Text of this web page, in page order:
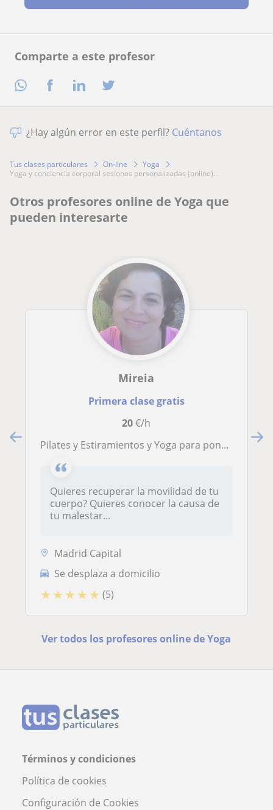
Comparte a este profesor
¿Hay algún error en este perfil? Cuéntanos
Tus clases particulares On-line
Yoga
yoga y conciencia corporal sesiones personalizadas (online)...
Otros profesores online de Yoga que
pueden interesarte
Mireia
Primera clase gratis
20€/h
Pilates y Estiramientos y Yoga para ponerte en forma y principiantes
Quieres recuperar la movilidad de tu
cuerpo? Quieres conocer la causa de
tu malestar...
Madrid Capital
Se desplaza a domicilio
★ ★ ★ ★ ★ (5)
Ver todos los profesores online de Yoga
Términos y condiciones
Política de cookies
Configuración de Cookies